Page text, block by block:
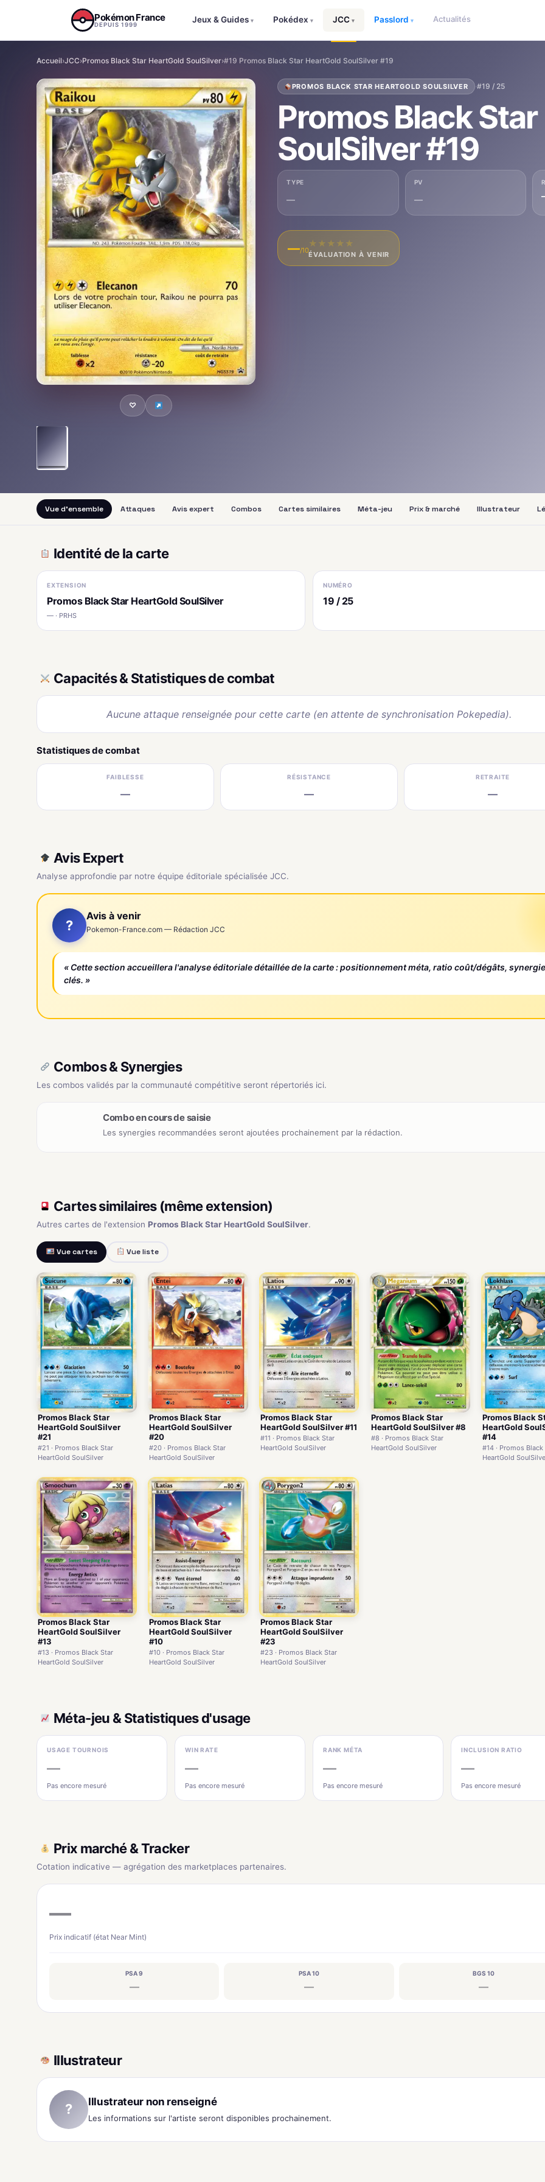
Pokémon France
DEPUIS 1999
Jeux & Guides ▾ Pokédex ▾ JCC ▾ Passlord ▾ Actualités
Accueil›JCC›Promos Black Star HeartGold SoulSilver›#19 Promos Black Star HeartGold SoulSilver #19
♡
PROMOS BLACK STAR HEARTGOLD SOULSILVER ·#19 / 25
Promos Black
SoulSilver #19
TYPE
—
PV
—
—/10
★ ★ ★ ★ ★
ÉVALUATION À VENIR
Vue d'ensemble Attaques Avis expert Combos Cartes similaires Méta-jeu Prix & marché Illustrateur
Identité de la carte
EXTENSION
Promos Black Star HeartGold SoulSilver
— · PRHS
NUMÉRO
19 / 25
Capacités & Statistiques de combat
Aucune attaque renseignée pour cette carte (en attente de synchronisation Pokepedia).
Statistiques de combat
FAIBLESSE
—
RÉSISTANCE
—
RETRAITE
—
Avis Expert
Analyse approfondie par notre équipe éditoriale spécialisée JCC.
?
Avis à venir
Pokemon-France.com — Rédaction JCC
« Cette section accueillera l'analyse éditoriale détaillée de la carte : positionnement méta, ratio coût/dégâts,
clés. »
Combos & Synergies
Les combos validés par la communauté compétitive seront répertoriés ici.
Combo en cours de saisie
Les synergies recommandées seront ajoutées prochainement par la rédaction.
Cartes similaires (même extension)
Autres cartes de l'extension Promos Black Star HeartGold SoulSilver.
Vue cartes Vue liste
Promos Black Star
HeartGold SoulSilver
#21
#21 · Promos Black Star
HeartGold SoulSilver
Promos Black Star
HeartGold SoulSilver
#20
#20 · Promos Black Star
HeartGold SoulSilver
Promos Black Star
HeartGold SoulSilver #11
#11 · Promos Black Star
HeartGold SoulSilver
Promos Black Star
HeartGold SoulSilver #8
#8 · Promos Black Star
HeartGold SoulSilver
Promos Black
HeartGold
#14
#14 · Promos Black
HeartGold
Promos Black Star
HeartGold SoulSilver
#13
#13 · Promos Black Star
HeartGold SoulSilver
Promos Black Star
HeartGold SoulSilver
#10
#10 · Promos Black Star
HeartGold SoulSilver
Promos Black Star
HeartGold SoulSilver
#23
#23 · Promos Black Star
HeartGold SoulSilver
Méta-jeu & Statistiques d'usage
USAGE TOURNOIS
—
Pas encore mesuré
WIN RATE
—
Pas encore mesuré
RANK MÉTA
—
Pas encore mesuré
INCLUSION RATIO
—
Pas encore mesuré
Prix marché & Tracker
Cotation indicative — agrégation des marketplaces partenaires.
—
Prix indicatif (état Near Mint)
PSA 9
—
PSA 10
—
BGS 10
—
Illustrateur
? Illustrateur non renseigné
Les informations sur l'artiste seront disponibles prochainement.